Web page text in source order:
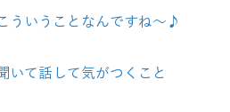
ういうことなんですね～♪
いて話して気がつくこと